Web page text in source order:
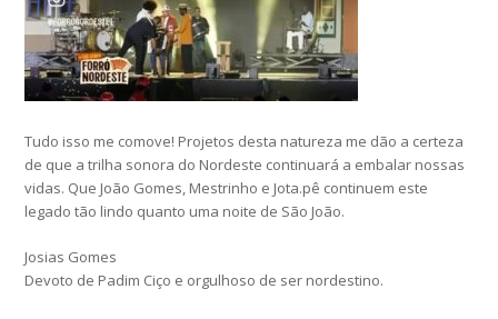
Tudo isso me comove! Projetos desta natureza me dão a certeza
de que a trilha sonora do Nordeste continuará a embalar nossas
vidas. Que João Gomes, Mestrinho e Jota.pê continuem este
legado tão lindo quanto uma noite de São João.
Josias Gomes
Devoto de Padim Ciço e orgulhoso de ser nordestino.